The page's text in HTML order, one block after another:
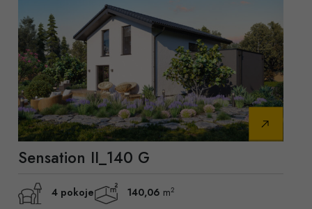
Sensation II_140 G
4 pokoje 140,06 m2